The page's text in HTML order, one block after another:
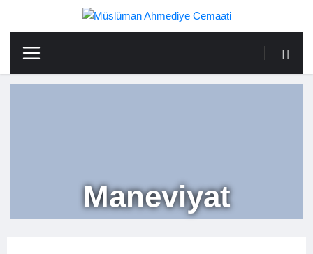
Maneviyat